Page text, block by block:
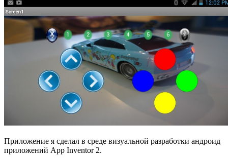
Приложение я сделал в среде визуальной разработки андроид
приложений App Inventor 2.